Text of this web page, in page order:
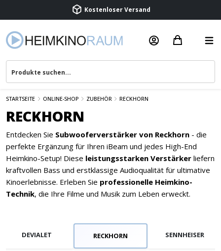
Kostenloser Versand
Beratung & Service
STARTSEITE ONLINE-SHOP ZUBEHÖR RECKHORN
RECKHORN
Entdecken Sie Subwooferverstärker von Reckhorn - die
perfekte Ergänzung für Ihren iBeam und jedes High-End
Heimkino-Setup! Diese leistungsstarken Verstärker liefern
kraftvollen Bass und erstklassige Audioqualität für ultimative
Kinoerlebnisse. Erleben Sie professionelle Heimkino-
Technik, die Ihre Filme und Musik zum Leben erweckt.
DEVIALET RECKHORN SENNHEISER